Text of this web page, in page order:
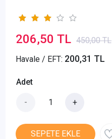
206,50 TL 450,00 TL
Havale / EFT: 200,31 TL
Adet
- +
SEPETE EKLE